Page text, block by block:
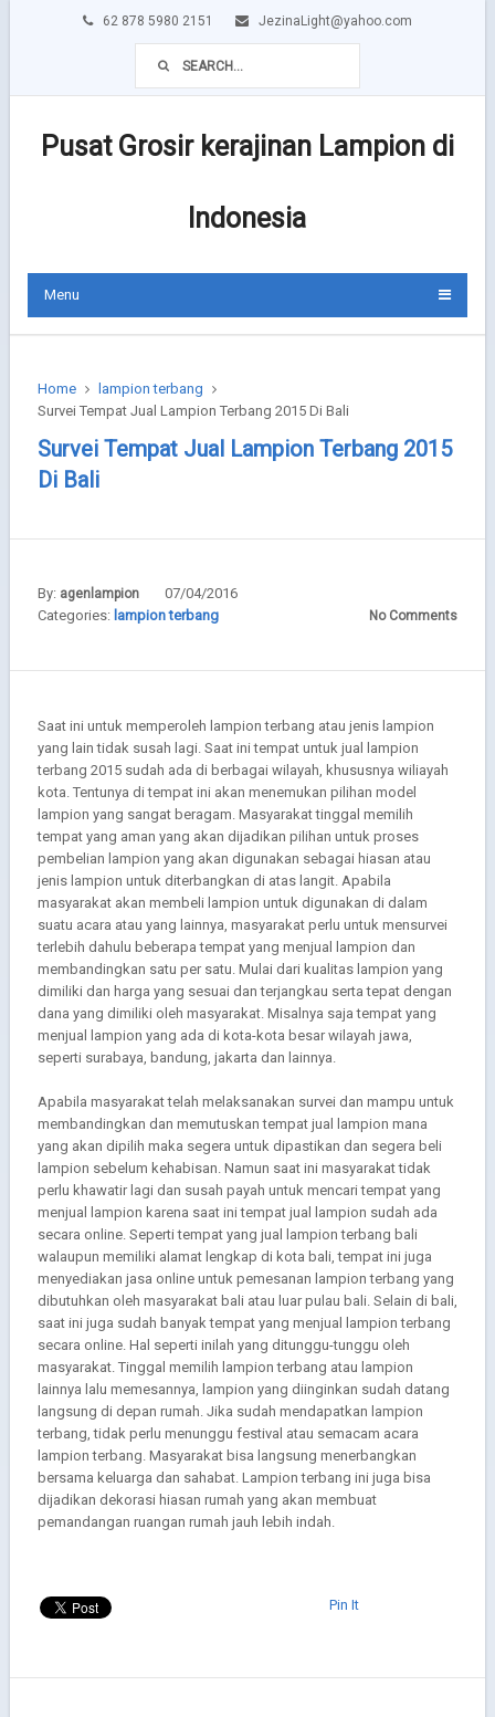
62 878 5980 2151 JezinaLight@yahoo.com
Pusat Grosir kerajinan Lampion di
Indonesia
Menu
Home
lampion terbang
Survei Tempat Jual Lampion Terbang 2015 Di Bali
Survei Tempat Jual Lampion Terbang 2015
Di Bali
By: agenlampion
07/04/2016
Categories: lampion terbang No Comments
Saat ini untuk memperoleh lampion terbang atau jenis lampion
yang lain tidak susah lagi. Saat ini tempat untuk jual lampion
terbang 2015 sudah ada di berbagai wilayah, khususnya wiliayah
kota. Tentunya di tempat ini akan menemukan pilihan model
lampion yang sangat beragam. Masyarakat tinggal memilih
tempat yang aman yang akan dijadikan pilihan untuk proses
pembelian lampion yang akan digunakan sebagai hiasan atau
jenis lampion untuk diterbangkan di atas langit. Apabila
masyarakat akan membeli lampion untuk digunakan di dalam
suatu acara atau yang lainnya, masyarakat perlu untuk mensurvei
terlebih dahulu beberapa tempat yang menjual lampion dan
membandingkan satu per satu. Mulai dari kualitas lampion yang
dimiliki dan harga yang sesuai dan terjangkau serta tepat dengan
dana yang dimiliki oleh masyarakat. Misalnya saja tempat yang
menjual lampion yang ada di kota-kota besar wilayah jawa,
seperti surabaya, bandung, jakarta dan lainnya.
Apabila masyarakat telah melaksanakan survei dan mampu untuk
membandingkan dan memutuskan tempat jual lampion mana
yang akan dipilih maka segera untuk dipastikan dan segera beli
lampion sebelum kehabisan. Namun saat ini masyarakat tidak
perlu khawatir lagi dan susah payah untuk mencari tempat yang
menjual lampion karena saat ini tempat jual lampion sudah ada
secara online. Seperti tempat yang jual lampion terbang bali
walaupun memiliki alamat lengkap di kota bali, tempat ini juga
menyediakan jasa online untuk pemesanan lampion terbang yang
dibutuhkan oleh masyarakat bali atau luar pulau bali. Selain di bali,
saat ini juga sudah banyak tempat yang menjual lampion terbang
secara online. Hal seperti inilah yang ditunggu-tunggu oleh
masyarakat. Tinggal memilih lampion terbang atau lampion
lainnya lalu memesannya, lampion yang diinginkan sudah datang
langsung di depan rumah. Jika sudah mendapatkan lampion
terbang, tidak perlu menunggu festival atau semacam acara
lampion terbang. Masyarakat bisa langsung menerbangkan
bersama keluarga dan sahabat. Lampion terbang ini juga bisa
dijadikan dekorasi hiasan rumah yang akan membuat
pemandangan ruangan rumah jauh lebih indah.
Pin It